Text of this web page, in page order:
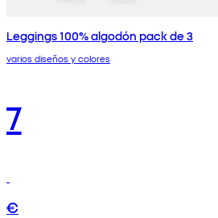
Leggings 100% algodón pack de 3
varios diseños y colores
7
€